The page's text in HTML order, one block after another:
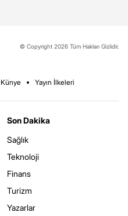
© Copyright 2026 Tüm Hakları Gizlidir.
Künye Yayın İlkeleri
Son Dakika
Sağlık
Teknoloji
Finans
Turizm
Yazarlar